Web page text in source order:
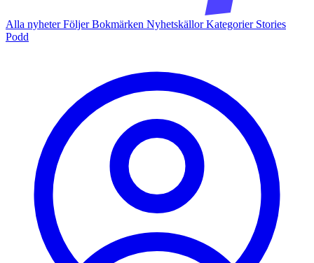
Alla nyheterFöljerBokmärken NyhetskällorKategorier Stories
Podd